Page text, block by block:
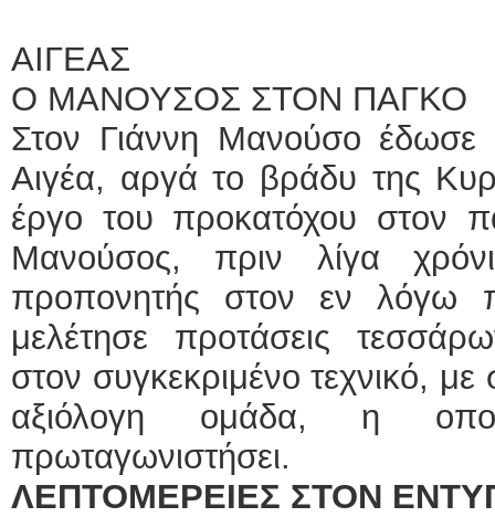
ΑΙΓΕΑΣ
Ο ΜΑΝΟΥΣΟΣ ΣΤΟΝ ΠΑΓΚΟ
Στον Γιάννη Μανούσο έδωσε
Αιγέα, αργά το βράδυ της
έργο του προκατόχου στον
Μανούσος, πριν λίγα
προπονητής στον εν λόγω
μελέτησε προτάσεις
στον συγκεκριμένο τεχνικό,
αξιόλογη ομάδα, η
πρωταγωνιστήσει.
ΛΕΠΤΟΜΕΡΕΙΕΣ ΣΤΟΝ